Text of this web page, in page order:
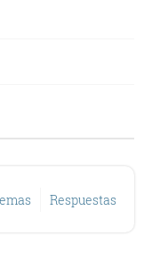
Respuestas